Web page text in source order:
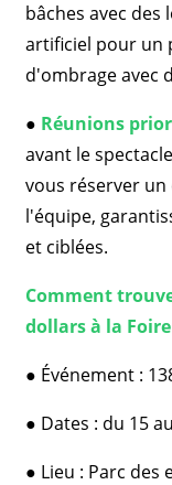
bâches avec des
artificiel pour un
d'ombrage avec
● Réunions
avant le
vous réserver
l'équipe,
et ciblées.
Comment
dollars à la
● Événement :
● Dates : du 15
● Lieu : Parc des